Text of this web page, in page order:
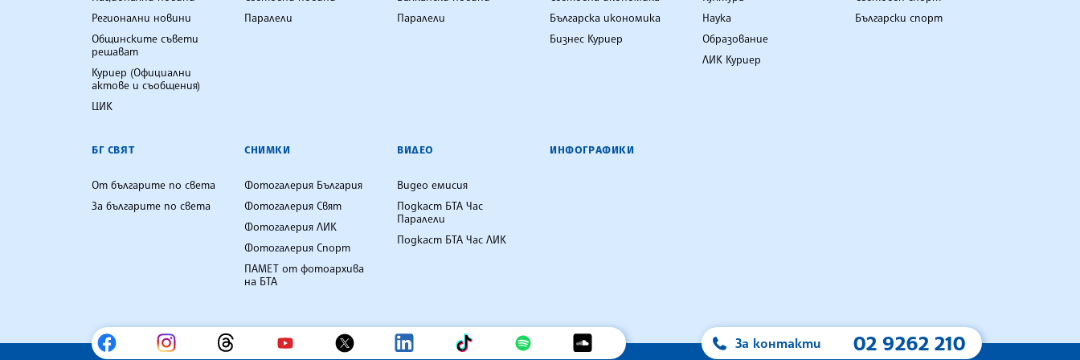
Регионални новини
Общинските съвети
решават
Куриер (Официални
актове и съобщения)
ЦИК
Паралели
Паралели
Българска икономика
Бизнес Куриер
Наука
Образование
ЛИК Куриер
Български спорт
БГ СВЯТ
От българите по света
За българите по света
СНИМКИ
Фотогалерия България
Фотогалерия Свят
Фотогалерия ЛИК
Фотогалерия Спорт
ПАМЕТ от фотоархива
на БТА
ВИДЕО
Видео емисия
Подкаст БТА Час
Паралели
Подкаст БТА Час ЛИК
ИНФОГРАФИКИ
За контакти 02 9262 210